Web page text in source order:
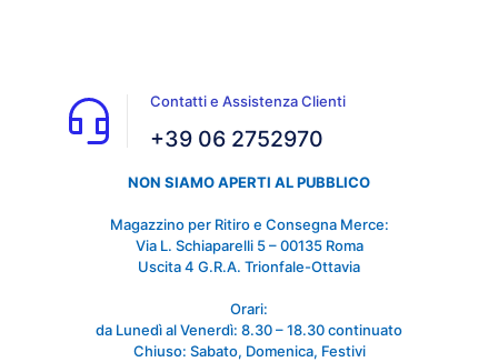
Contatti e Assistenza Clienti
+39 06 2752970
NON SIAMO APERTI AL PUBBLICO
Magazzino per Ritiro e Consegna Merce:
Via L. Schiaparelli 5 – 00135 Roma
Uscita 4 G.R.A. Trionfale-Ottavia
Orari:
da Lunedì al Venerdì: 8.30 – 18.30 continuato
Chiuso: Sabato, Domenica, Festivi